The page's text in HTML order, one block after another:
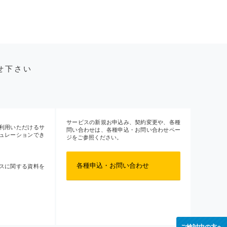
下さい
用いただけるサ
レーションでき
に関する資料を
サービスの新規お申込み、契約変更や、各種
問い合わせは、各種申込・お問い合わせペー
ジをご参照ください。
各種申込・お問い合わせ